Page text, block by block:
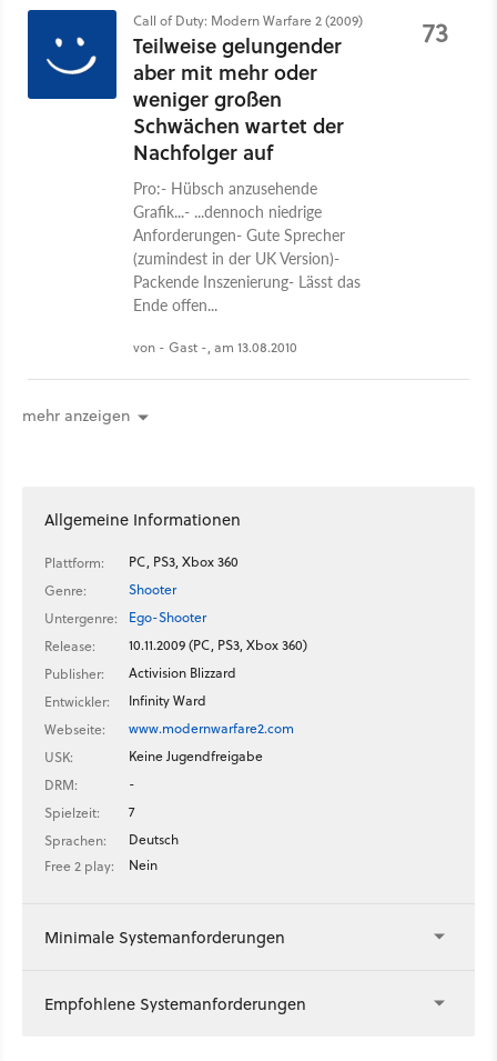
Call of Duty: Modern Warfare 2 (2009)
Teilweise gelungender
aber mit mehr oder
weniger großen
Schwächen wartet der
Nachfolger auf
Pro:- Hübsch anzusehende
Grafik...- ...dennoch niedrige
Anforderungen- Gute Sprecher
(zumindest in der UK Version)-
Packende Inszenierung- Lässt das
Ende offen...
von - Gast -, am 13.08.2010
73
mehr anzeigen
Allgemeine Informationen
Plattform:
PC, PS3, Xbox 360
Genre:
Shooter
Untergenre:
Ego-Shooter
Release:
10.11.2009 (PC, PS3, Xbox 360)
Publisher:
Activision Blizzard
Entwickler:
Infinity Ward
Webseite:
www.modernwarfare2.com
USK:
Keine Jugendfreigabe
DRM:
-
Spielzeit:
7
Sprachen:
Deutsch
Free 2 play:
Nein
Minimale Systemanforderungen
Empfohlene Systemanforderungen